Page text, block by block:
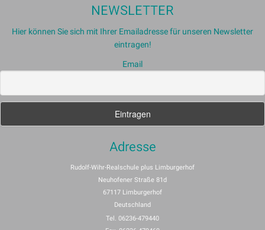
NEWSLETTER
Hier können Sie sich mit Ihrer Emailadresse für unseren Newsletter
eintragen!
Email
Adresse
Rudolf-Wihr-Realschule plus Limburgerhof
Neuhofener Straße 81d
67117 Limburgerhof
Deutschland
Tel. 06236-479440